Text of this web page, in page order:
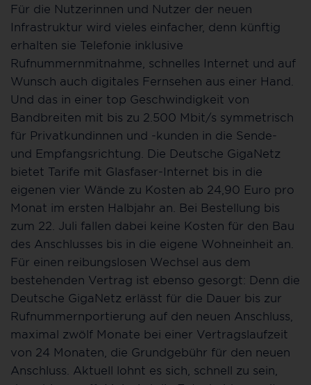
Für die Nutzerinnen und Nutzer der neuen
Infrastruktur wird vieles einfacher, denn künftig
erhalten sie Telefonie inklusive
Rufnummernmitnahme, schnelles Internet und auf
Wunsch auch digitales Fernsehen aus einer Hand.
Und das in einer top Geschwindigkeit von
Bandbreiten mit bis zu 2.500 Mbit/s symmetrisch
für Privatkundinnen und -kunden in die Sende-
und Empfangsrichtung. Die Deutsche GigaNetz
bietet Tarife mit Glasfaser-Internet bis in die
eigenen vier Wände zu Kosten ab 24,90 Euro pro
Monat im ersten Halbjahr an. Bei Bestellung bis
zum 22. Juli fallen dabei keine Kosten für den Bau
des Anschlusses bis in die eigene Wohneinheit an.
Für einen reibungslosen Wechsel aus dem
bestehenden Vertrag ist ebenso gesorgt: Denn die
Deutsche GigaNetz erlässt für die Dauer bis zur
Rufnummernportierung auf den neuen Anschluss,
maximal zwölf Monate bei einer Vertragslaufzeit
von 24 Monaten, die Grundgebühr für den neuen
Anschluss. Aktuell lohnt es sich, schnell zu sein,